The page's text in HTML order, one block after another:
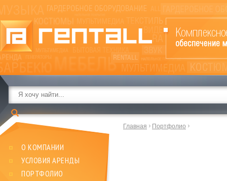
О КОМПАНИИ
УСЛОВИЯ АРЕНДЫ
ПОРТФОЛИО
Главная Портфолио